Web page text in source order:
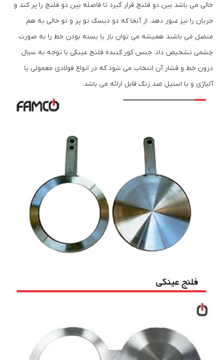
خالی می باشد بین دو فلنج قرار گیرد تا فاصله بین دو فلنج را پر کند و
جریان را نیز عبور دهد. از آنجا که دو دیسک تو پر و تو خالی به هم
متصل می باشند همیشه می توان باز یا بسته بودن خط را به صورت
چشمی تشخیص داد. جنس کور کننده فلنج عینکی با توجه به سیال
درون خط و فشار آن انتخاب می شود که در انواع فولادی معمولی یا
آلیاژی و یا استیل ضد زنگ قابل ارائه می باشد.